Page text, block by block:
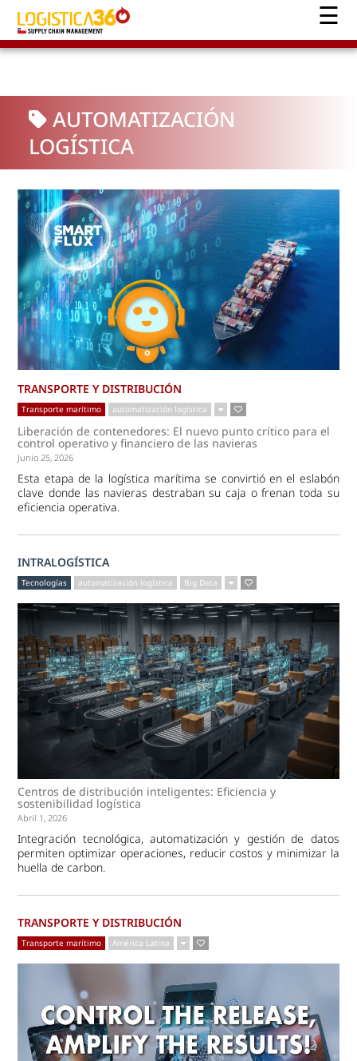
AUTOMATIZACIÓN
LOGÍSTICA
TRANSPORTE Y DISTRIBUCIÓN
Transporte marítimo automatización logística
Liberación de contenedores: El nuevo punto crítico para el
control operativo y financiero de las navieras
Junio 25, 2026
Esta etapa de la logística marítima se convirtió en el eslabón
clave donde las navieras destraban su caja o frenan toda su
eficiencia operativa.
INTRALOGÍSTICA
Tecnologías automatización logística Big Data
Centros de distribución inteligentes: Eficiencia y
sostenibilidad logística
Abril 1, 2026
Integración tecnológica, automatización y gestión de datos
permiten optimizar operaciones, reducir costos y minimizar la
huella de carbon.
TRANSPORTE Y DISTRIBUCIÓN
Transporte marítimo América Latina